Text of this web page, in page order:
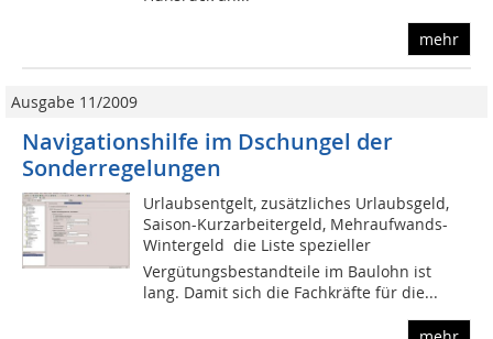
mehr
Ausgabe 11/2009
Navigationshilfe im Dschungel der
Sonderregelungen
Urlaubsentgelt, zusätzliches Urlaubsgeld,
Saison-Kurzarbeitergeld, Mehraufwands-
Wintergeld  die Liste spezieller
Vergütungsbestandteile im Baulohn ist
lang. Damit sich die Fachkräfte für die...